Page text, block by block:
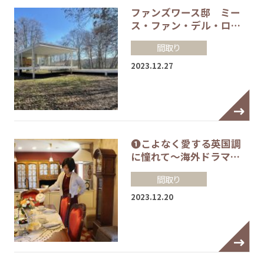
ファンズワース邸 ミー
ス・ファン・デル・ロ…
間取り
2023.12.27
❶こよなく愛する英国調
に憧れて～海外ドラマ…
間取り
2023.12.20